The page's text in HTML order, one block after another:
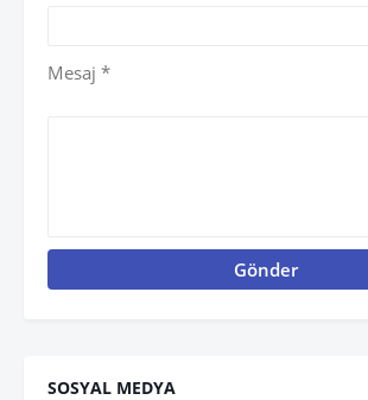
Mesaj *
SOSYAL MEDYA